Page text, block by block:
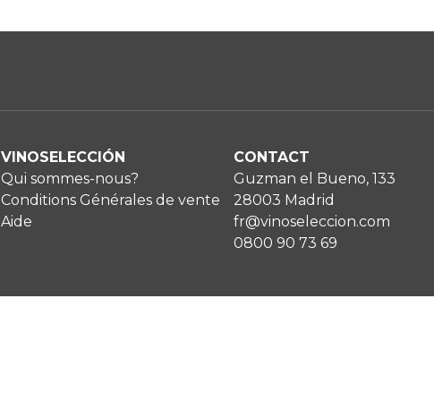
VINOSELECCIÓN
Qui sommes-nous?
Conditions Générales de vente
Aide
CONTACT
Guzman el Bueno, 133
28003 Madrid
fr@vinoseleccion.com
0800 90 73 69